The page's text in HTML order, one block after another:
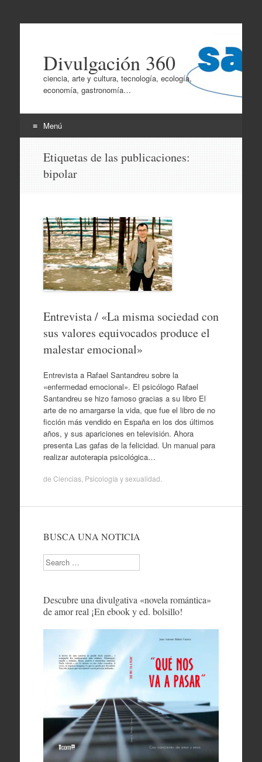
Divulgación 360
ciencia, arte y cultura, tecnología, ecología,
economía, gastronomía…
Menú
contenido
Etiquetas de las publicaciones:
bipolar
Entrevista / «La misma sociedad con
sus valores equivocados produce el
malestar emocional»
Entrevista a Rafael Santandreu sobre la
«enfermedad emocional». El psicólogo Rafael
Santandreu se hizo famoso gracias a su libro El
arte de no amargarse la vida, que fue el libro de no
ficción más vendido en España en los dos últimos
años, y sus apariciones en televisión. Ahora
presenta Las gafas de la felicidad. Un manual para
realizar autoterapia psicológica…
de Ciencias, Psicología y sexualidad
BUSCA UNA NOTICIA
Search
Descubre una divulgativa «novela romántica»
de amor real ¡En ebook y ed. bolsillo!